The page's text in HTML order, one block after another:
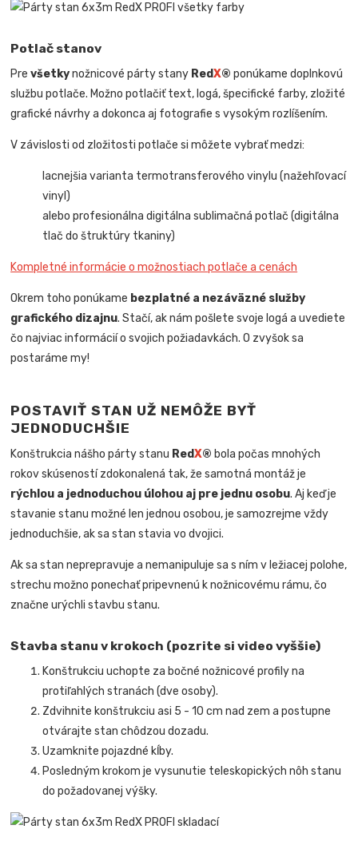
Potlač stanov
Prevšetkynožnicové párty stany RedX® ponúkame doplnkovú
službu potlače. Možno potlačiť text, logá, špecifické farby, zložité
grafické návrhy a dokonca aj fotografie s vysokým rozlíšením.
V závislosti od zložitosti potlače si môžete vybrať medzi:
lacnejšia varianta termotransferového vinylu (nažehľovací
vinyl)
alebo profesionálna digitálna sublimačná potlač (digitálna
tlač do štruktúry tkaniny)
Kompletné informácie o možnostiach potlače a cenách
Okrem toho ponúkame bezplatné a nezáväzné služby
grafického dizajnu. Stačí, ak nám pošlete svoje logá a uvediete
čo najviac informácií o svojich požiadavkách. O zvyšok sa
postaráme my!
POSTAVIŤ STAN UŽ NEMÔŽE BYŤ
JEDNODUCHŠIE
Konštrukcia nášho párty stanu RedX® bola počas mnohých
rokov skúseností zdokonalená tak, že samotná montáž je
rýchlou a jednoduchou úlohou aj pre jednu osobu. Aj keď je
stavanie stanu možné len jednou osobou, je samozrejme vždy
jednoduchšie, ak sa stan stavia vo dvojici.
Ak sa stan neprepravuje a nemanipuluje sa s ním v ležiacej polohe,
strechu možno ponechať pripevnenú k nožnicovému rámu, čo
značne urýchli stavbu stanu.
Stavba stanu v krokoch (pozrite si video vyššie)
Konštrukciu uchopte za bočné nožnicové profily na
protiľahlých stranách (dve osoby).
Zdvihnite konštrukciu asi 5 - 10 cm nad zem a postupne
otvárajte stan chôdzou dozadu.
Uzamknite pojazdné kĺby.
Posledným krokom je vysunutie teleskopických nôh stanu
do požadovanej výšky.